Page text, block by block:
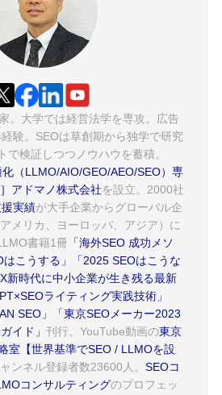
。大学では経営法学を専攻。広告
験。SEOは草創期から独学で研究
で検証しつつノウハウを蓄積。
（LLMO/AIO/GEO/AEO/SEO）専
アドマノ株式会社を設立。2000社
実績が大手企業からグローバル企
メリカ、ヨーロッパ、アジア）に
書籍1冊 「海外SEO 成功メソ
こうする」
「2025 SEOはこうな
新時代に中小企業が生き残る最新
ライティング実践技術」
SEO」
「東京SEOメーカー2023
イド」 刊行。YouTube動画の東京
室【世界基準でSEO / LLMOを設
ンネル登録者数23600人。 SEOコ
コンサルティングのプロフェッ